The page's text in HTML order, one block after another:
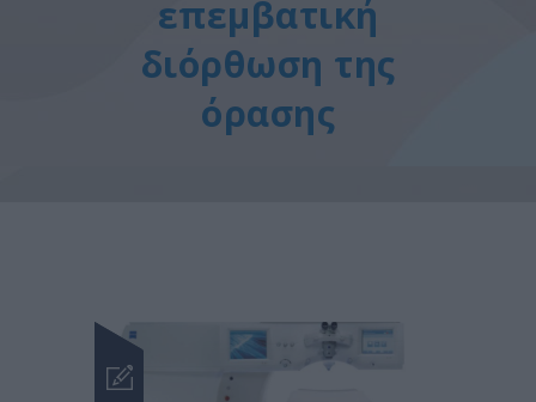
επεμβατική
διόρθωση της
όρασης